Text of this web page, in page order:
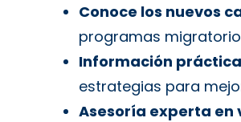
Conoce los nuevos
programas
Información
estrategias para
Asesoría experta en